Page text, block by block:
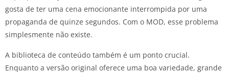
gosta de ter uma cena emocionante interrompida por uma
propaganda de quinze segundos. Com o MOD, esse problema
simplesmente não existe.
A biblioteca de conteúdo também é um ponto crucial.
Enquanto a versão original oferece uma boa variedade, grande